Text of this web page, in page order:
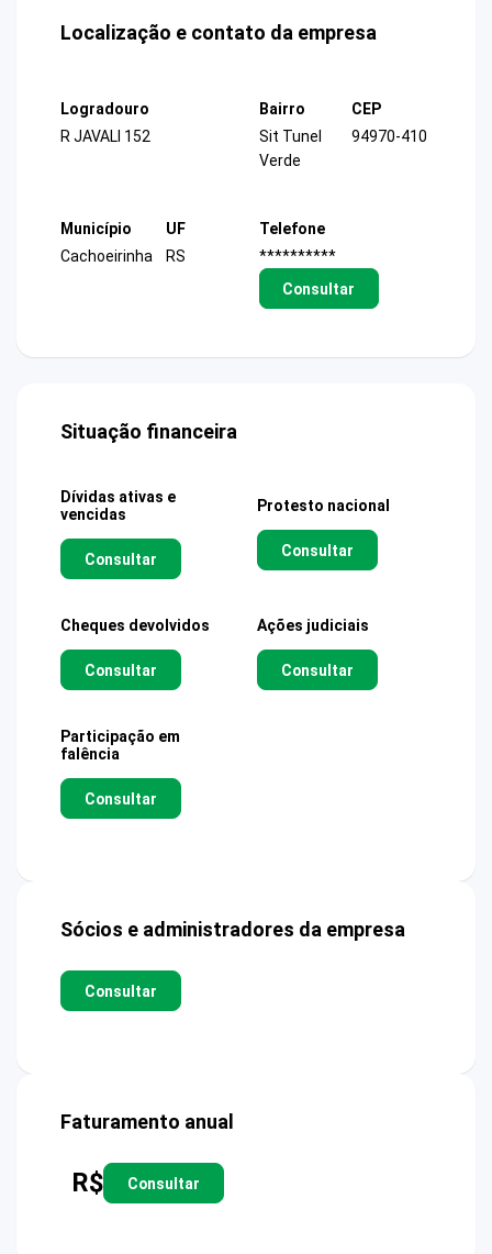
Localização e contato da empresa
Logradouro
R JAVALI 152
Bairro
Sit Tunel
Verde
CEP
94970-410
Município
Cachoeirinha
UF
RS
Telefone
**********
Consultar
Situação financeira
Dívidas ativas e
vencidas
Consultar
Protesto nacional
Consultar
Cheques devolvidos
Consultar
Ações judiciais
Consultar
Participação em
falência
Consultar
Sócios e administradores da empresa
Consultar
Faturamento anual
R$ Consultar